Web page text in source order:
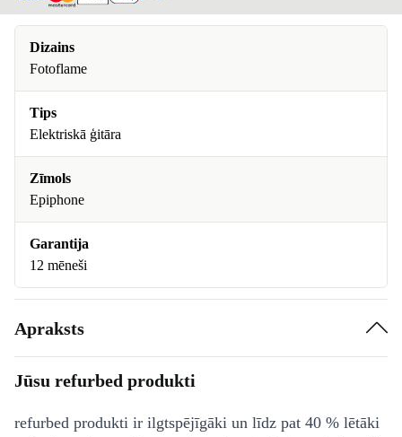
Dizains
Fotoflame
Tips
Elektriskā ģitāra
Zīmols
Epiphone
Garantija
12 mēneši
Apraksts
Jūsu refurbed produkti
refurbed produkti ir ilgtspējīgāki un līdz pat 40 % lētāki